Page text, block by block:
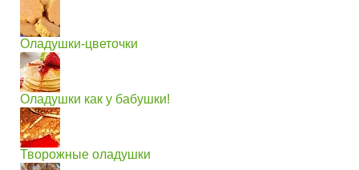
Оладушки-цветочки
Оладушки как у бабушки!
Творожные оладушки